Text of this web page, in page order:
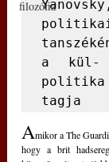
filozófia
a kül-
politika
tagja
Amikor a The
hogy a brit